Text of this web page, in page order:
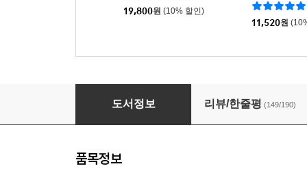
19,800원 (10% 할인)
11,520원
나의 라임 오렌지나무
도서정보 리뷰/한줄평 (149/190)
품목정보